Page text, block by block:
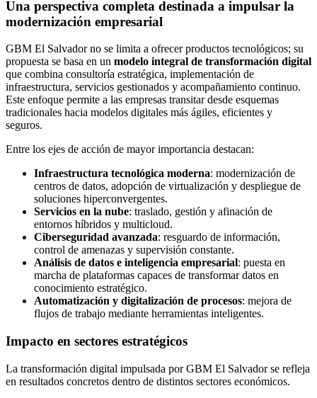
Una perspectiva completa destinada a impulsar la
modernización empresarial
GBM El Salvador no se limita a ofrecer productos tecnológicos; su
propuesta se basa en un modelo integral de transformación digital
que combina consultoría estratégica, implementación de
infraestructura, servicios gestionados y acompañamiento continuo.
Este enfoque permite a las empresas transitar desde esquemas
tradicionales hacia modelos digitales más ágiles, eficientes y
seguros.
Entre los ejes de acción de mayor importancia destacan:
Infraestructura tecnológica moderna: modernización de
centros de datos, adopción de virtualización y despliegue de
soluciones hiperconvergentes.
Servicios en la nube: traslado, gestión y afinación de
entornos híbridos y multicloud.
Ciberseguridad avanzada: resguardo de información,
control de amenazas y supervisión constante.
Análisis de datos e inteligencia empresarial: puesta en
marcha de plataformas capaces de transformar datos en
conocimiento estratégico.
Automatización y digitalización de procesos: mejora de
flujos de trabajo mediante herramientas inteligentes.
Impacto en sectores estratégicos
La transformación digital impulsada por GBM El Salvador se refleja
en resultados concretos dentro de distintos sectores económicos.